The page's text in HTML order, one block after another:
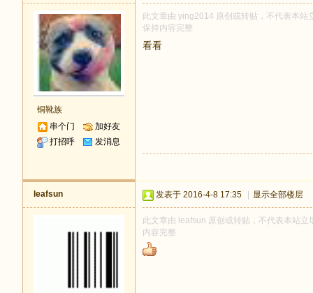
铜靴族
串个门
加好友
打招呼
发消息
此文章由 ying2014 原创或转贴，不代表本
保持内容完整
看看
leafsun 发表于 2016-4-8 17:35 显示全部楼层
此文章由 leafsun 原创或转贴，不代表本站
内容完整